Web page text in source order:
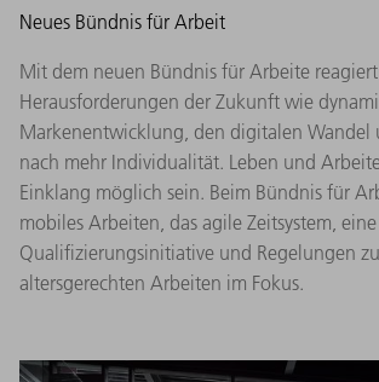
Neues Bündnis für Arbeit
Mit dem neuen Bündnis für Arbeite reagiert
Herausforderungen der Zukunft wie
Markenentwicklung, den digitalen Wandel
nach mehr Individualität. Leben und
Einklang möglich sein. Beim Bündnis für
mobiles Arbeiten, das agile Zeitsystem, eine
Qualifizierungsinitiative und Regelungen
altersgerechten Arbeiten im Fokus.